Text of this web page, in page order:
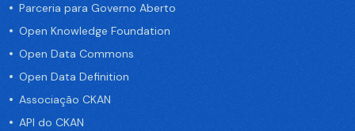
Parceria para Governo Aberto
Open Knowledge Foundation
Open Data Commons
Open Data Definition
Associação CKAN
API do CKAN